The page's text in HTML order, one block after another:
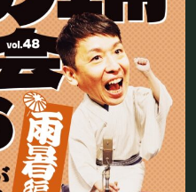
報